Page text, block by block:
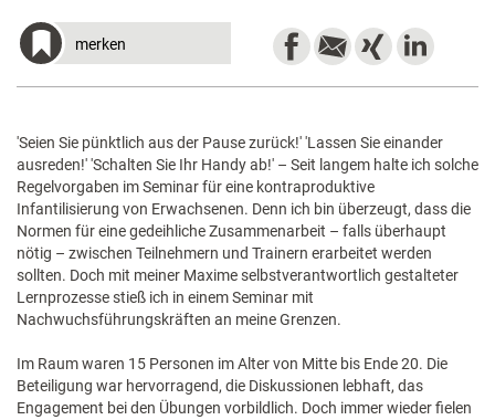
merken
'Seien Sie pünktlich aus der Pause zurück!' 'Lassen Sie einander
ausreden!' 'Schalten Sie Ihr Handy ab!' – Seit langem halte ich solche
Regelvorgaben im Seminar für eine kontraproduktive
Infantilisierung von Erwachsenen. Denn ich bin überzeugt, dass die
Normen für eine gedeihliche Zusammenarbeit – falls überhaupt
nötig – zwischen Teilnehmern und Trainern erarbeitet werden
sollten. Doch mit meiner Maxime selbstverantwortlich gestalteter
Lernprozesse stieß ich in einem Seminar mit
Nachwuchsführungskräften an meine Grenzen.
Im Raum waren 15 Personen im Alter von Mitte bis Ende 20. Die
Beteiligung war hervorragend, die Diskussionen lebhaft, das
Engagement bei den Übungen vorbildlich. Doch immer wieder fielen